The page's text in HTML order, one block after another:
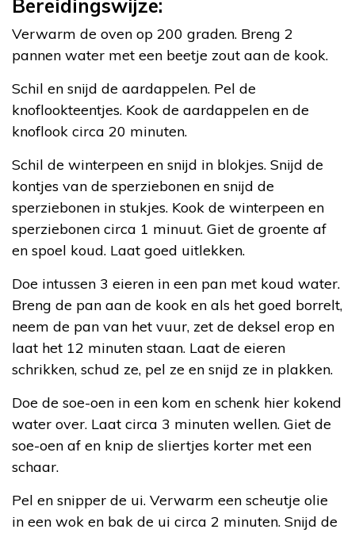
Bereidingswijze:
Verwarm de oven op 200 graden. Breng 2
pannen water met een beetje zout aan de kook.
Schil en snijd de aardappelen. Pel de
knoflookteentjes. Kook de aardappelen en de
knoflook circa 20 minuten.
Schil de winterpeen en snijd in blokjes. Snijd de
kontjes van de sperziebonen en snijd de
sperziebonen in stukjes. Kook de winterpeen en
sperziebonen circa 1 minuut. Giet de groente af
en spoel koud. Laat goed uitlekken.
Doe intussen 3 eieren in een pan met koud water.
Breng de pan aan de kook en als het goed borrelt,
neem de pan van het vuur, zet de deksel erop en
laat het 12 minuten staan. Laat de eieren
schrikken, schud ze, pel ze en snijd ze in plakken.
Doe de soe-oen in een kom en schenk hier kokend
water over. Laat circa 3 minuten wellen. Giet de
soe-oen af en knip de sliertjes korter met een
schaar.
Pel en snipper de ui. Verwarm een scheutje olie
in een wok en bak de ui circa 2 minuten. Snijd de